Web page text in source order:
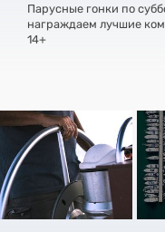
Парусные гонки по
награждаем лучшие
14+